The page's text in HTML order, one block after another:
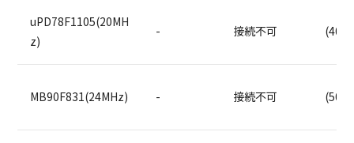
uPD78F1105(20MH
z)
- 接続不可
MB90F831(24MHz) - 接続不可